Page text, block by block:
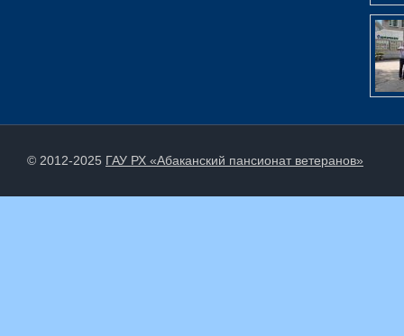
© 2012-2025 ГАУ РХ «Абаканский пансионат ветеранов»